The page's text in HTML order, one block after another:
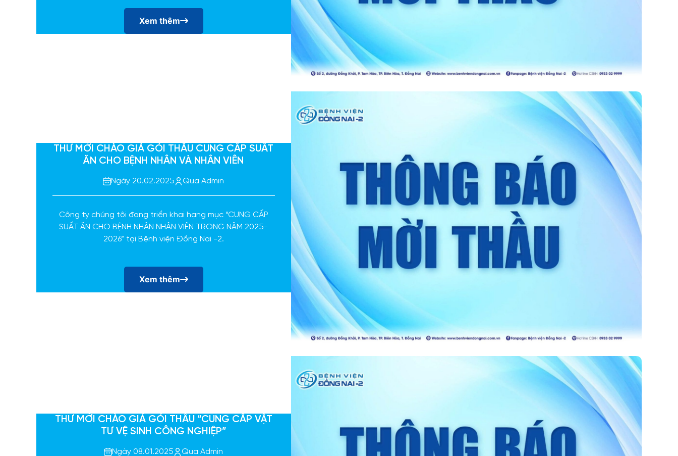
Xem thêm
THƯ MỜI CHÀO GIÁ GÓI THẦU CUNG CẤP SUẤT
ĂN CHO BỆNH NHÂN VÀ NHÂN VIÊN
Ngày 20.02.2025 Qua Admin
Công ty chúng tôi đang triển khai hạng mục “CUNG CẤP
SUẤT ĂN CHO BỆNH NHÂN NHÂN VIÊN TRONG NĂM 2025-
2026” tại Bệnh viện Đồng Nai -2.
Xem thêm
THƯ MỜI CHÀO GIÁ GÓI THẦU “CUNG CẤP VẬT
TƯ VỆ SINH CÔNG NGHIỆP”
Ngày 08.01.2025 Qua Admin